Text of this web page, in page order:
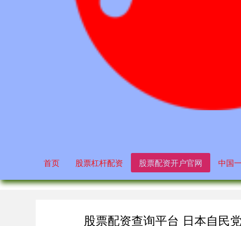
首页 股票杠杆配资 股票配资开户官网 中国
股票配资查询平台 日本自民